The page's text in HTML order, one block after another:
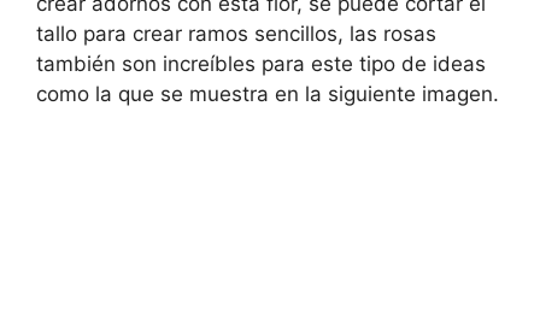
tallo para crear ramos sencillos, las rosas
también son increíbles para este tipo de ideas
como la que se muestra en la siguiente imagen.